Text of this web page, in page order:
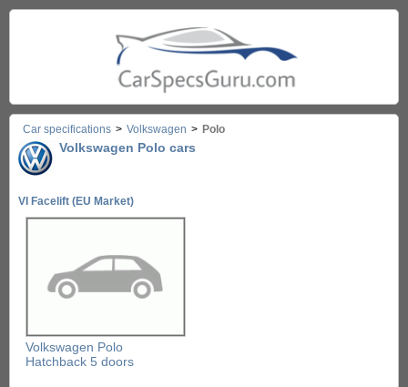
Car specifications > Volkswagen > Polo
Volkswagen Polo cars
VI Facelift (EU Market)
Volkswagen Polo
Hatchback 5 doors